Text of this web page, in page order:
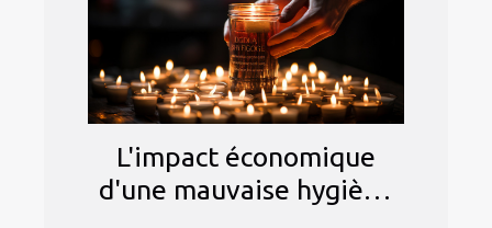
L'impact économique
d'une mauvaise hygiène